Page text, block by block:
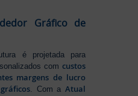
Gráfico de
é projetada para
com custos
margens de lucro
. Com a Atual